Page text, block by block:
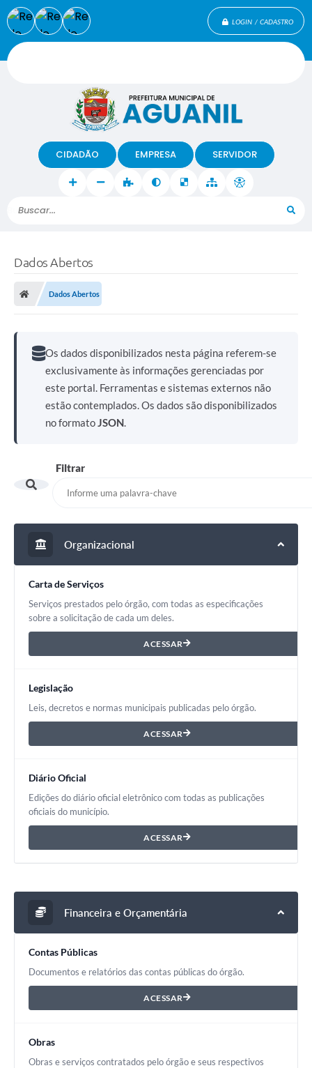
LOGIN / CADASTRO
Buscar...
CIDADÃO EMPRESA SERVIDOR
Dados Abertos
Dados Abertos
Os dados disponibilizados nesta página referem-se
exclusivamente às informações gerenciadas por
este portal. Ferramentas e sistemas externos não
estão contemplados. Os dados são disponibilizados
no formato JSON
Filtrar
Organizacional
Carta de Serviços
Serviços prestados pelo órgão, com todas as especificações
sobre a solicitação de cada um deles.
ACESSAR
Legislação
Leis, decretos e normas municipais publicadas pelo órgão.
ACESSAR
Diário Oficial
Edições do diário oficial eletrônico com todas as publicações
oficiais do município.
ACESSAR
Financeira e Orçamentária
Contas Públicas
Documentos e relatórios das contas públicas do órgão.
ACESSAR
Obras
Obras e serviços contratados pelo órgão e seus respectivos